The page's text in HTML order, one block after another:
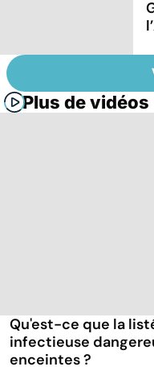
Plus de vidéos
Qu'est-ce que la
infectieuse
enceintes ?